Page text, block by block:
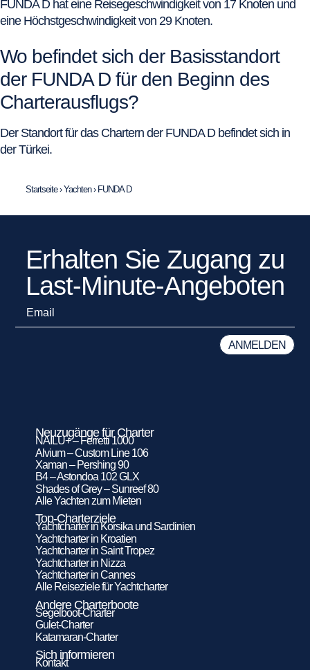
FUNDA D hat eine Reisegeschwindigkeit von 17 Knoten und
eine Höchstgeschwindigkeit von 29 Knoten.
Wo befindet sich der Basisstandort
der FUNDA D für den Beginn des
Charterausflugs?
Der Standort für das Chartern der FUNDA D befindet sich in
der Türkei.
Startseite›Yachten› FUNDA D
Erhalten Sie Zugang zu
Last-Minute-Angeboten
Neuzugänge für Charter
NAILU+ – Ferretti 1000
Alvium – Custom Line 106
Xaman – Pershing 90
B4 – Astondoa 102 GLX
Shades of Grey – Sunreef 80
Alle Yachten zum Mieten
Top-Charterziele
Yachtcharter in Korsika und Sardinien
Yachtcharter in Kroatien
Yachtcharter in Saint Tropez
Yachtcharter in Nizza
Yachtcharter in Cannes
Alle Reiseziele für Yachtcharter
Andere Charterboote
Segelboot-Charter
Gulet-Charter
Katamaran-Charter
Sich informieren
Kontakt